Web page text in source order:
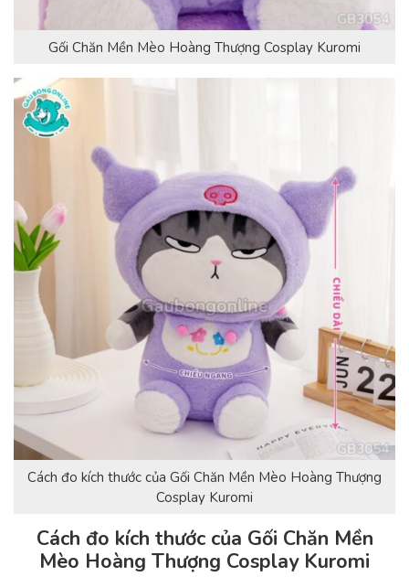
Gối Chăn Mền Mèo Hoàng Thượng Cosplay Kuromi
Cách đo kích thước của Gối Chăn Mền Mèo Hoàng Thượng
Cosplay Kuromi
Cách đo kích thước của Gối Chăn Mền
Mèo Hoàng Thượng Cosplay Kuromi